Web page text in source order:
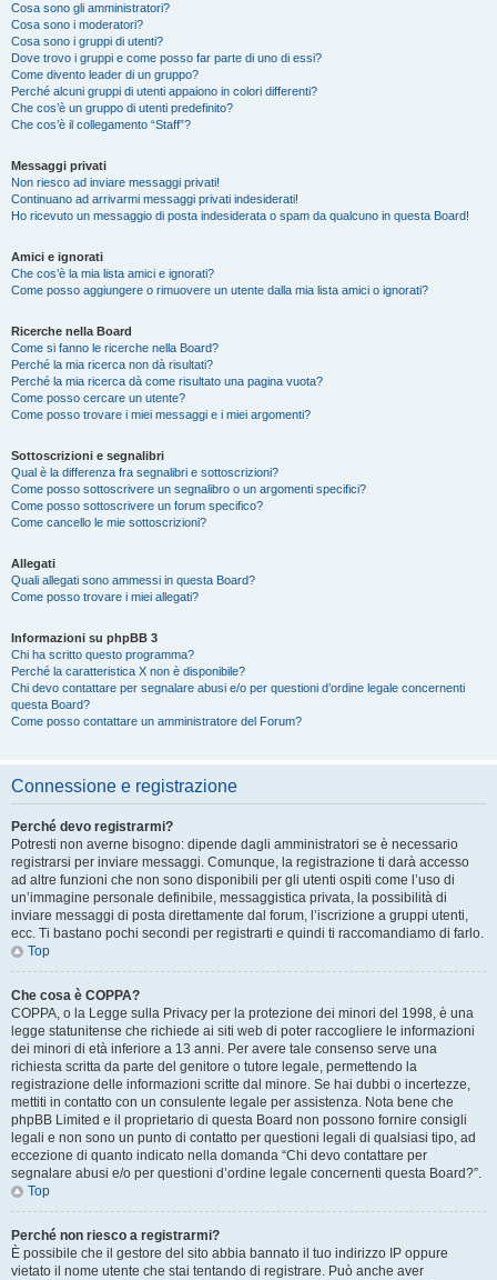
Cosa sono gli amministratori?
Cosa sono i moderatori?
Cosa sono i gruppi di utenti?
Dove trovo i gruppi e come posso far parte di uno di essi?
Come divento leader di un gruppo?
Perché alcuni gruppi di utenti appaiono in colori differenti?
Che cos’è un gruppo di utenti predefinito?
Che cos’è il collegamento “Staff”?
Messaggi privati
Non riesco ad inviare messaggi privati!
Continuano ad arrivarmi messaggi privati indesiderati!
Ho ricevuto un messaggio di posta indesiderata o spam da qualcuno in questa Board!
Amici e ignorati
Che cos’è la mia lista amici e ignorati?
Come posso aggiungere o rimuovere un utente dalla mia lista amici o ignorati?
Ricerche nella Board
Come si fanno le ricerche nella Board?
Perché la mia ricerca non dà risultati?
Perché la mia ricerca dà come risultato una pagina vuota?
Come posso cercare un utente?
Come posso trovare i miei messaggi e i miei argomenti?
Sottoscrizioni e segnalibri
Qual è la differenza fra segnalibri e sottoscrizioni?
Come posso sottoscrivere un segnalibro o un argomenti specifici?
Come posso sottoscrivere un forum specifico?
Come cancello le mie sottoscrizioni?
Allegati
Quali allegati sono ammessi in questa Board?
Come posso trovare i miei allegati?
Informazioni su phpBB 3
Chi ha scritto questo programma?
Perché la caratteristica X non è disponibile?
Chi devo contattare per segnalare abusi e/o per questioni d’ordine legale concernenti
questa Board?
Come posso contattare un amministratore del Forum?
Connessione e registrazione
Perché devo registrarmi?
Potresti non averne bisogno: dipende dagli amministratori se è necessario
registrarsi per inviare messaggi. Comunque, la registrazione ti darà accesso
ad altre funzioni che non sono disponibili per gli utenti ospiti come l’uso di
un’immagine personale definibile, messaggistica privata, la possibilità di
inviare messaggi di posta direttamente dal forum, l’iscrizione a gruppi utenti,
ecc. Ti bastano pochi secondi per registrarti e quindi ti raccomandiamo di farlo.
Top
Che cosa è COPPA?
COPPA, o la Legge sulla Privacy per la protezione dei minori del 1998, è una
legge statunitense che richiede ai siti web di poter raccogliere le informazioni
dei minori di età inferiore a 13 anni. Per avere tale consenso serve una
richiesta scritta da parte del genitore o tutore legale, permettendo la
registrazione delle informazioni scritte dal minore. Se hai dubbi o incertezze,
mettiti in contatto con un consulente legale per assistenza. Nota bene che
phpBB Limited e il proprietario di questa Board non possono fornire consigli
legali e non sono un punto di contatto per questioni legali di qualsiasi tipo, ad
eccezione di quanto indicato nella domanda “Chi devo contattare per
segnalare abusi e/o per questioni d’ordine legale concernenti questa Board?”.
Top
Perché non riesco a registrarmi?
È possibile che il gestore del sito abbia bannato il tuo indirizzo IP oppure
vietato il nome utente che stai tentando di registrare. Può anche aver